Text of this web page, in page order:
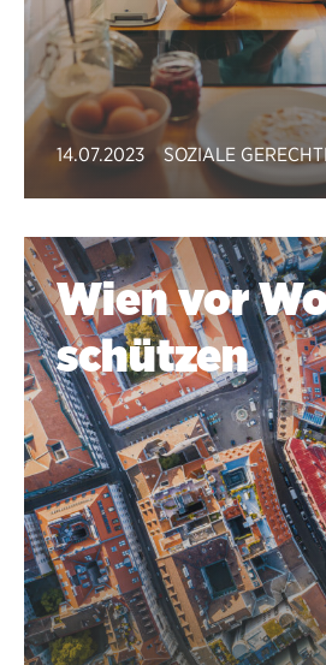
14.07.2023 SOZIALE
Wien vor
schützen